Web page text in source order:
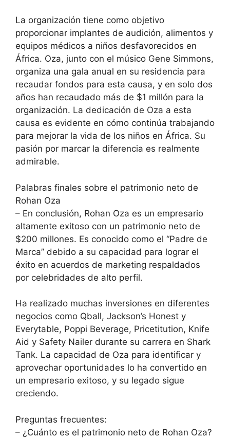
La organización tiene como objetivo
proporcionar implantes de audición, alimentos y
equipos médicos a niños desfavorecidos en
África. Oza, junto con el músico Gene Simmons,
organiza una gala anual en su residencia para
recaudar fondos para esta causa, y en solo dos
años han recaudado más de $1 millón para la
organización. La dedicación de Oza a esta
causa es evidente en cómo continúa trabajando
para mejorar la vida de los niños en África. Su
pasión por marcar la diferencia es realmente
admirable.
Palabras finales sobre el patrimonio neto de
Rohan Oza
– En conclusión, Rohan Oza es un empresario
altamente exitoso con un patrimonio neto de
$200 millones. Es conocido como el “Padre de
Marca” debido a su capacidad para lograr el
éxito en acuerdos de marketing respaldados
por celebridades de alto perfil.
Ha realizado muchas inversiones en diferentes
negocios como Qball, Jackson’s Honest y
Everytable, Poppi Beverage, Pricetitution, Knife
Aid y Safety Nailer durante su carrera en Shark
Tank. La capacidad de Oza para identificar y
aprovechar oportunidades lo ha convertido en
un empresario exitoso, y su legado sigue
creciendo.
Preguntas frecuentes:
– ¿Cuánto es el patrimonio neto de Rohan Oza?